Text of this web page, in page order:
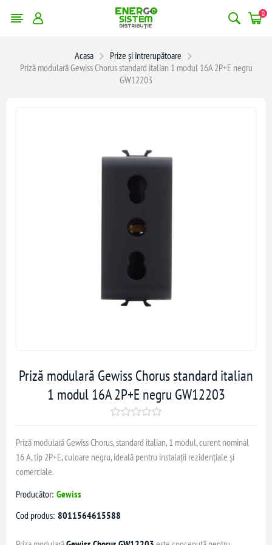
0
Acasa
Prize și întrerupătoare
Priză modulară Gewiss Chorus standard italian 1 modul 16A 2P+E negru
GW12203
Priză modulară Gewiss Chorus standard italian
1 modul 16A 2P+E negru GW12203
Priză modulară Gewiss Chorus, standard italian, 1 modul, curent nominal
16 A, tip 2P+E, culoare negru, ideală pentru instalații rezidențiale și
comerciale.
Producător: Gewiss
Cod produs: 8011564615588